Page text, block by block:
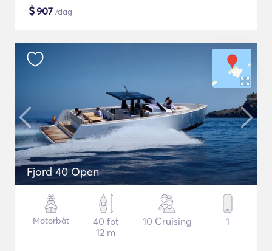
$907 /dag
Fjord 40 Open
Motorbåt
40 fot
12 m
10 Cruising 1